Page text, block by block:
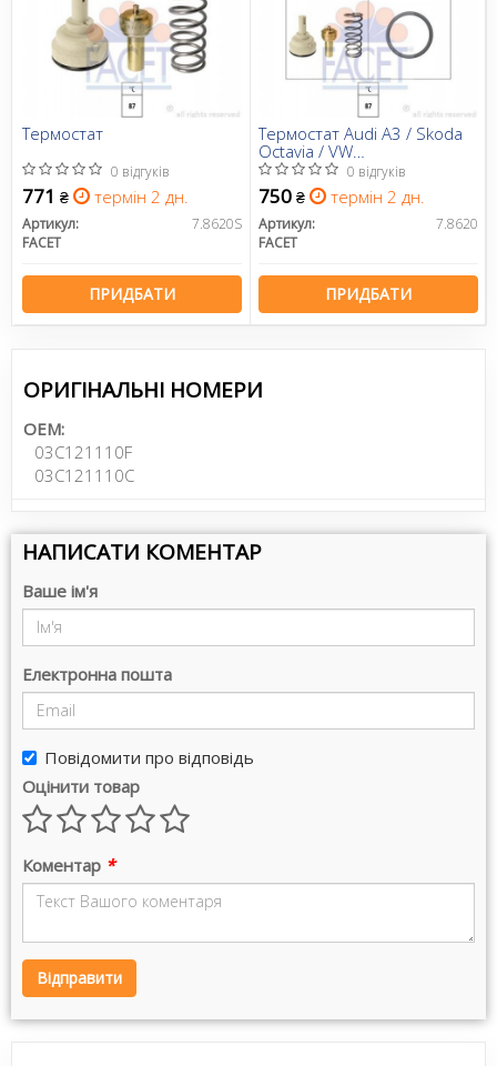
Термостат
0 відгуків
771 ₴ термін 2 дн.
Артикул:
7.8620S
FACET
ПРИДБАТИ
Термостат Audi A3 / Skoda
Octavia / VW
Golf/Passat/Touran 1.6 FSI
03->
0 відгуків
750 ₴ термін 2 дн.
Артикул:
7.8620
FACET
ПРИДБАТИ
ОРИГІНАЛЬНІ НОМЕРИ
OEM:
03C121110F
03C121110C
НАПИСАТИ КОМЕНТАР
Ваше ім'я
Електронна пошта
Повідомити про відповідь
Оцінити товар
Коментар *
Відправити